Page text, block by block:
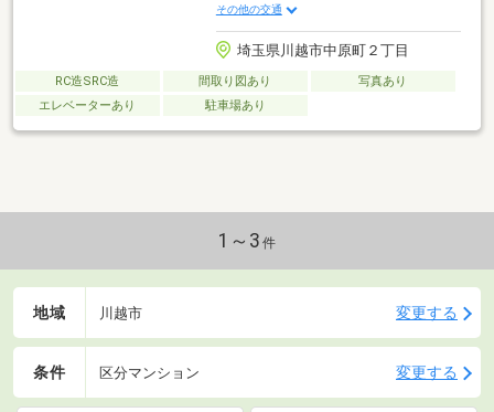
その他の交通
埼玉県川越市中原町２丁目
RC造SRC造 間取り図あり
写真あり
エレベーターあり
駐車場あり
1～3 件
地域 川越市 変更する
条件 区分マンション 変更する